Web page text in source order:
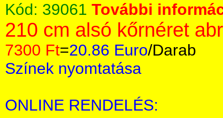
Kód: 39061 További
210 cm alsó kőrnéret
7300 Ft=20.86 Euro/Darab
Színek nyomtatása
ONLINE RENDELÉS: